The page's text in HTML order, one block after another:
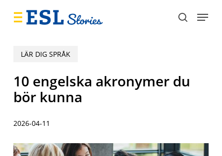
search
Menu
LÄR DIG SPRÅK
10 engelska akronymer du
bör kunna
2026-04-11